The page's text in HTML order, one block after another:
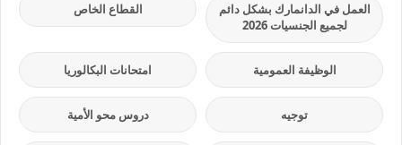
العمل في الدانمارك بشكل دائم
لجميع الجنسيات 2026
القطاع الخاص
الوظيفة العمومية امتحانات البكالوريا
توجيه دروس محو الأمية